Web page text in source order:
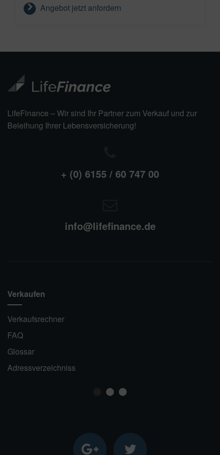
Angebot jetzt anfordern
LifeFinance – Wir sind Ihr Partner zum Verkauf und zur
Beleihung Ihrer Lebensversicherung!
+ (0) 6155 / 60 747 00
info@lifefinance.de
Verkaufen
Verkaufsrechner
FAQ
Glossar
Adressverzeichniss
1 2